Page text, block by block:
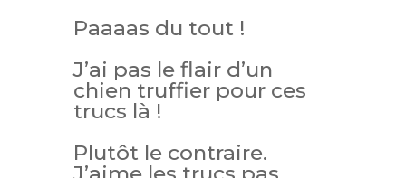
Paaaas du tout !
J’ai pas le flair d’un
chien truffier pour ces
trucs là !
Plutôt le contraire.